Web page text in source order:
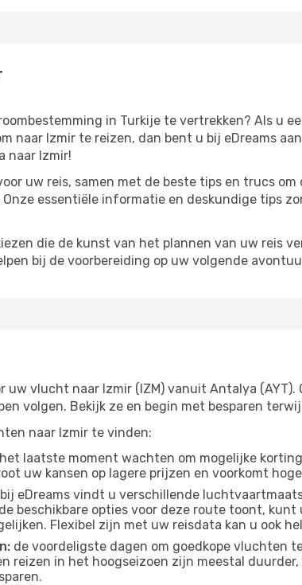
in Turkije te vertrekken? Als u
naar Izmir te reizen, dan bent u bij eDreams
naar Izmir!
uw reis, samen met de beste tips en trucs
essentiële informatie en deskundige tips
die de kunst van het plannen van uw reis
bij de voorbereiding op uw volgende
uw vlucht naar Izmir (IZM) vanuit Antalya
volgen. Bekijk ze en begin met besparen
naar Izmir te vinden:
laatste moment wachten om mogelijke
uw kansen op lagere prijzen en voorkomt
bij eDreams vindt u verschillende
beschikbare opties voor deze route toont,
Flexibel zijn met uw reisdata kan u ook
de voordeligste dagen om goedkope vluchten
reizen in het hoogseizoen zijn meestal